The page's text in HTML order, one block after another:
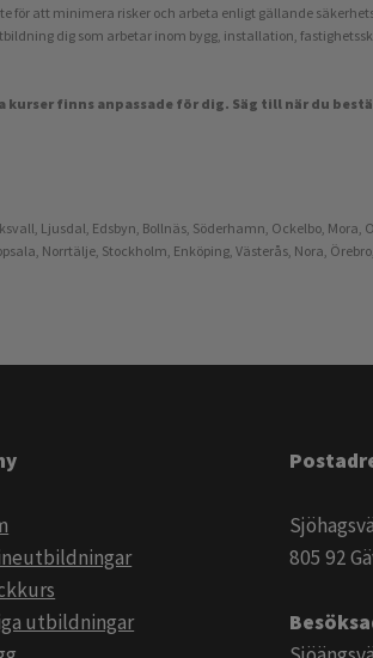
för att minimera risker och arbeta enligt gällande
dig som arbetar inom bygg, installation,
kurser finns anpassade för dig. Säg till när du
Ljusdal, Edsbyn, Bollnäs, Söderhamn, Ockelbo, Mora,
Norrtälje, Stockholm, Enköping, Västerås, Nora,
utbildningar
805 92